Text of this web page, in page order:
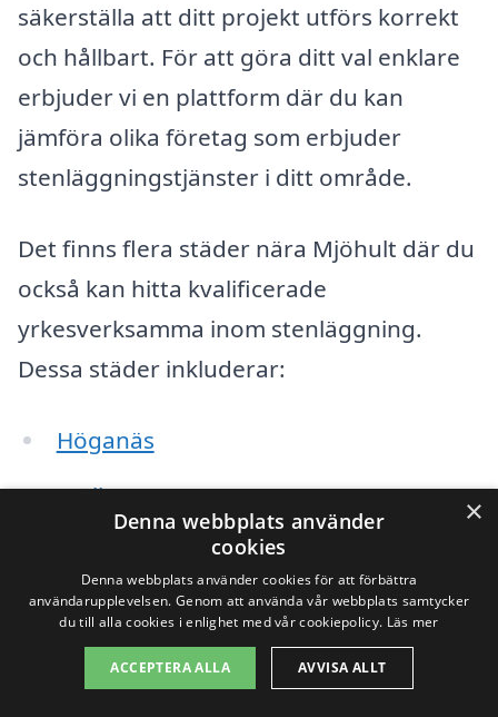
säkerställa att ditt projekt utförs korrekt
och hållbart. För att göra ditt val enklare
erbjuder vi en plattform där du kan
jämföra olika företag som erbjuder
stenläggningstjänster i ditt område.
Det finns flera städer nära Mjöhult där du
också kan hitta kvalificerade
yrkesverksamma inom stenläggning.
Dessa städer inkluderar:
Höganäs
Mölle
Ängelholm
Båstad
×
Denna webbplats använder
cookies
Denna webbplats använder cookies för att förbättra
användarupplevelsen. Genom att använda vår webbplats samtycker
du till alla cookies i enlighet med vår cookiepolicy. Läs mer
ACCEPTERA ALLA AVVISA ALLT